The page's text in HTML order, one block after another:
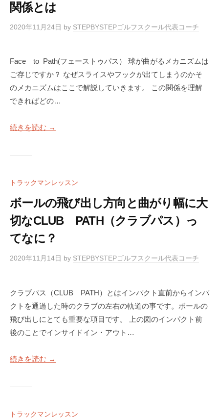
関係とは
2020年11月24日 by STEPBYSTEPゴルフスクール代表コーチ
Face to Path(フェーストゥパス） 球が曲がるメカニズムは
ご存じですか？ なぜスライスやフックが出てしまうのかそ
のメカニズムはここで解説していきます。 この関係を理解
できればどの…
続きを読む →
トラックマンレッスン
ボールの飛び出し方向と曲がり幅に大
切なCLUB PATH（クラブパス）っ
てなに？
2020年11月14日 by STEPBYSTEPゴルフスクール代表コーチ
クラブパス（CLUB PATH）とはインパクト直前からインパ
クトを通過した時のクラブの左右の軌道の事です。ボールの
飛び出しにとても重要な項目です。 上の図のインパクト前
後のことでインサイドイン・アウト…
続きを読む →
トラックマンレッスン